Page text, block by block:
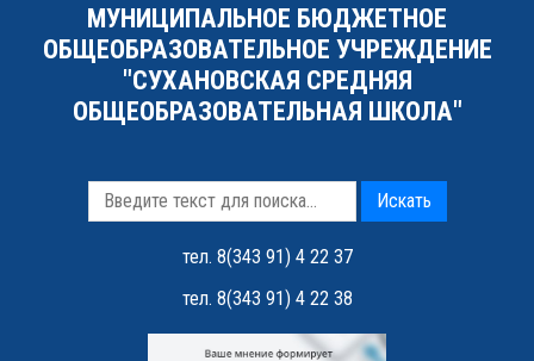
МУНИЦИПАЛЬНОЕ БЮДЖЕТНОЕ
ОБЩЕОБРАЗОВАТЕЛЬНОЕ УЧРЕЖДЕНИЕ
"СУХАНОВСКАЯ СРЕДНЯЯ
ОБЩЕОБРАЗОВАТЕЛЬНАЯ ШКОЛА"
Искать
тел. 8(343 91) 4 22 37
тел. 8(343 91) 4 22 38